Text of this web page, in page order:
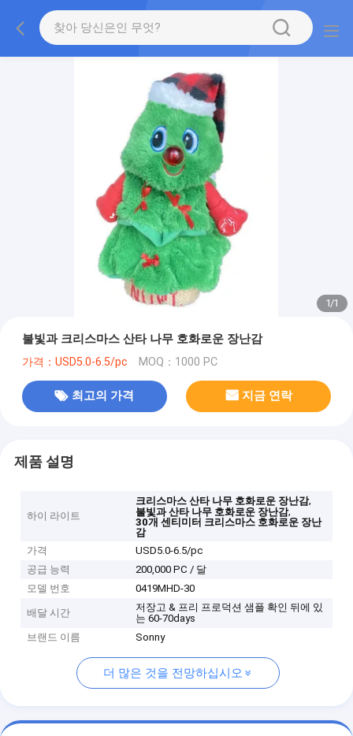
1/1
불빛과 크리스마스 산타 나무 호화로운 장난감
가격：USD5.0-6.5/pc MOQ：1000 PC
최고의 가격 지금 연락
제품 설명
하이 라이트
크리스마스 산타 나무 호화로운 장난감,
불빛과 산타 나무 호화로운 장난감,
30개 센티미터 크리스마스 호화로운 장난
감
가격
USD5.0-6.5/pc
공급 능력
200,000 PC / 달
모델 번호
0419MHD-30
배달 시간
저장고 & 프리 프로덕션 샘플 확인 뒤에 있
는 60-70days
브랜드 이름
Sonny
더 많은 것을 전망하십시오